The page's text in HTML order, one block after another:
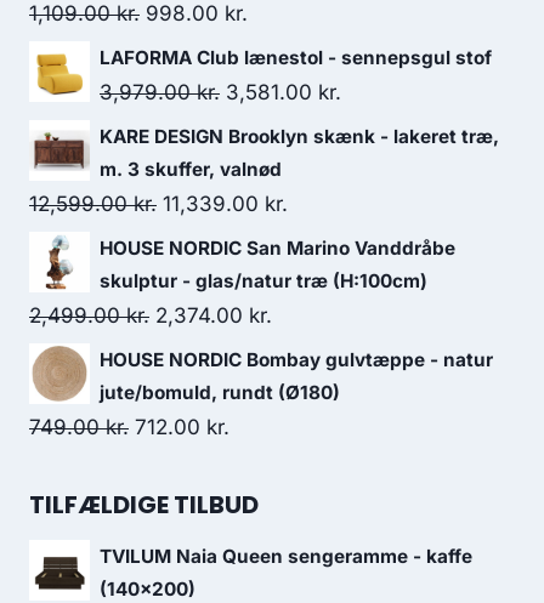
1,109.00kr. 998.00 kr.
LAFORMA Club lænestol - sennepsgul stof
3,979.00kr. 3,581.00 kr.
KARE DESIGN Brooklyn skænk - lakeret træ,
m. 3 skuffer, valnød
12,599.00kr. 11,339.00 kr.
HOUSE NORDIC San Marino Vanddråbe
skulptur - glas/natur træ (H:100cm)
2,499.00kr. 2,374.00 kr.
HOUSE NORDIC Bombay gulvtæppe - natur
jute/bomuld, rundt (Ø180)
749.00kr. 712.00 kr.
TILFÆLDIGE TILBUD
TVILUM Naia Queen sengeramme - kaffe
(140x200)